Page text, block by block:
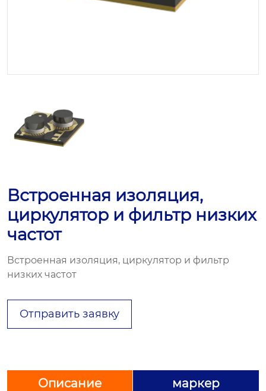
Встроенная изоляция,
циркулятор и фильтр низких
частот
Встроенная изоляция, циркулятор и фильтр
низких частот
Отправить заявку
Описание маркер